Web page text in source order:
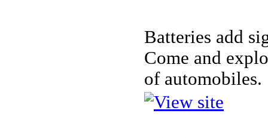
Batteries add
Come and
of automobiles.